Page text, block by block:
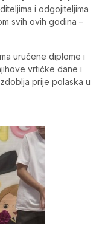
i odgojiteljima
svih ovih godina –
uručene diplome i
vrtićke dane i
prije polaska u